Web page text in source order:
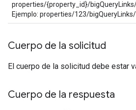
properties/{property_id}/
Ejemplo: properties/123/
Cuerpo de la solicitud
El cuerpo de la solicitud debe estar
Cuerpo de la respuesta